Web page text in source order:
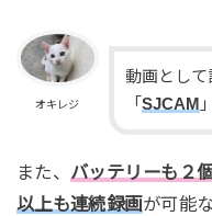
オキレジ
動画とし
「 SJCAM
また、 バッテリーも２
以上も連続録画が可能